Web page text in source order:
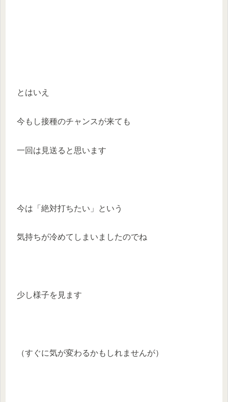
とはいえ
今もし接種のチャンスが来ても
一回は見送ると思います
今は「絶対打ちたい」という
気持ちが冷めてしまいましたのでね
少し様子を見ます
（すぐに気が変わるかもしれませんが）